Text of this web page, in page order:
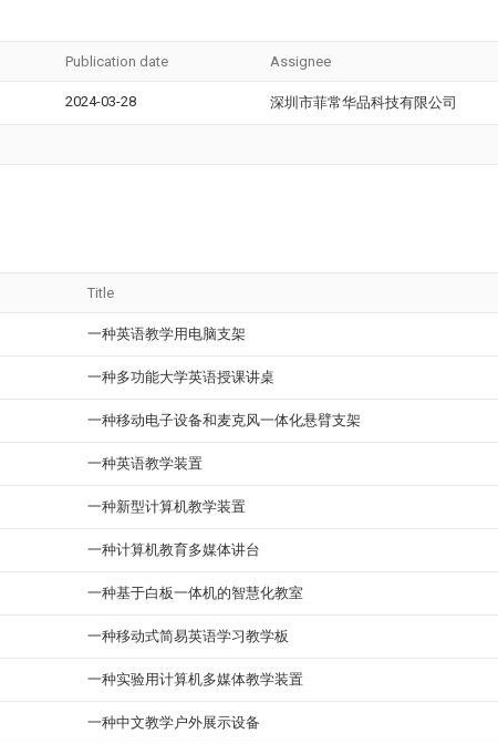
Publication date Assignee
2024-03-28 深圳市菲常华品科技有限公司
Title
一种英语教学用电脑支架
一种多功能大学英语授课讲桌
一种移动电子设备和麦克风一体化悬臂支架
一种英语教学装置
一种新型计算机教学装置
一种计算机教育多媒体讲台
一种基于白板一体机的智慧化教室
一种移动式简易英语学习教学板
一种实验用计算机多媒体教学装置
一种中文教学户外展示设备